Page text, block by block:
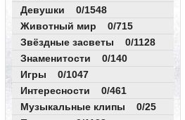
Девушки 0/1548
Животный мир 0/715
Звёздные засветы 0/1128
Знаменитости 0/140
Игры 0/1047
Интересности 0/461
Музыкальные клипы 0/25